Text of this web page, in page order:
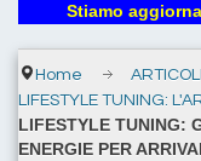
Stiamo
Home
ARTICOLI
LIFESTYLE TUNING:
LIFESTYLE TUNING:
ENERGIE PER